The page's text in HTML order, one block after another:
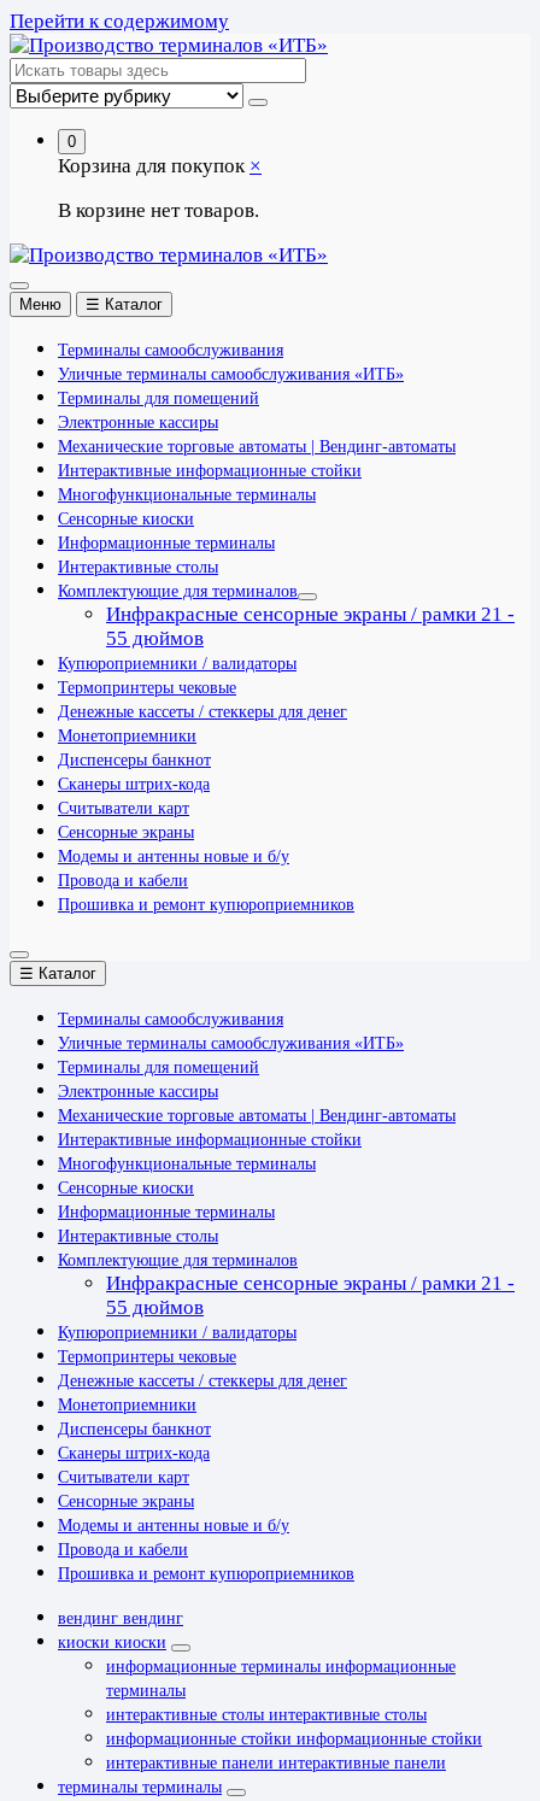
Перейти к содержимому
0
Корзина для покупок ×
В корзине нет товаров.
Меню ☰ Каталог
Терминалы самообслуживания
Уличные терминалы самообслуживания «ИТБ»
Терминалы для помещений
Электронные кассиры
Механические торговые автоматы | Вендинг-автоматы
Интерактивные информационные стойки
Многофункциональные терминалы
Сенсорные киоски
Информационные терминалы
Интерактивные столы
Комплектующие для терминалов
Инфракрасные сенсорные экраны / рамки 21 -
55 дюймов
Купюроприемники / валидаторы
Термопринтеры чековые
Денежные кассеты / стеккеры для денег
Монетоприемники
Диспенсеры банкнот
Сканеры штрих-кода
Считыватели карт
Сенсорные экраны
Модемы и антенны новые и б/у
Провода и кабели
Прошивка и ремонт купюроприемников
☰ Каталог
Терминалы самообслуживания
Уличные терминалы самообслуживания «ИТБ»
Терминалы для помещений
Электронные кассиры
Механические торговые автоматы | Вендинг-автоматы
Интерактивные информационные стойки
Многофункциональные терминалы
Сенсорные киоски
Информационные терминалы
Интерактивные столы
Комплектующие для терминалов
Инфракрасные сенсорные экраны / рамки 21 -
55 дюймов
Купюроприемники / валидаторы
Термопринтеры чековые
Денежные кассеты / стеккеры для денег
Монетоприемники
Диспенсеры банкнот
Сканеры штрих-кода
Считыватели карт
Сенсорные экраны
Модемы и антенны новые и б/у
Провода и кабели
Прошивка и ремонт купюроприемников
вендинг вендинг
киоски киоски
информационные терминалы информационные
терминалы
интерактивные столы интерактивные столы
информационные стойки информационные стойки
интерактивные панели интерактивные панели
терминалы терминалы